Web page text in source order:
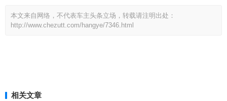
本文来自网络，不代表车主头条立场，转载请注明出处：
http://www.chezutt.com/hangye/7346.html
相关文章